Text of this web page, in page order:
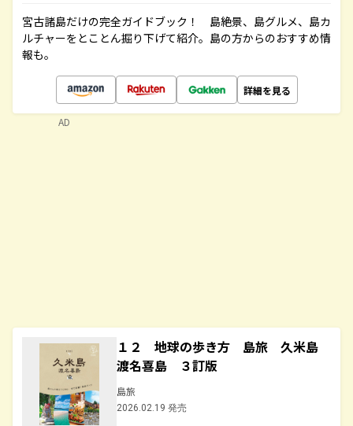
宮古諸島だけの完全ガイドブック！ 島絶景、島グルメ、島カ
ルチャーをとことん掘り下げて紹介。島の方からのおすすめ情
報も。
詳細を見る
１２ 地球の歩き方 島旅 久米島
渡名喜島 ３訂版
島旅
2026.02.19 発売
AD